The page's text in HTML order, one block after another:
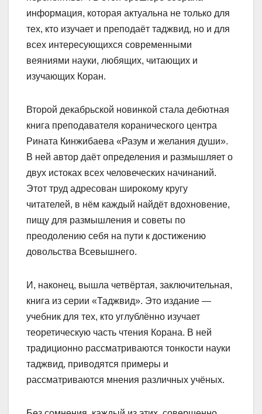
информация, которая актуальна не только для
тех, кто изучает и преподаёт таджвид, но и для
всех интересующихся современными
веяниями науки, любящих, читающих и
изучающих Коран.
Второй декабрьской новинкой стала дебютная
книга преподавателя коранического центра
Рината Кинжибаева «Разум и желания души».
В ней автор даёт определения и размышляет о
двух истоках всех человеческих начинаний.
Этот труд адресован широкому кругу
читателей, в нём каждый найдёт вдохновение,
пищу для размышления и советы по
преодолению себя на пути к достижению
довольства Всевышнего.
И, наконец, вышла четвёртая, заключительная,
книга из серии «Таджвид». Это издание —
учебник для тех, кто углублённо изучает
теоретическую часть чтения Корана. В ней
традиционно рассматриваются тонкости науки
таджвид, приводятся примеры и
рассматриваются мнения различных учёных.